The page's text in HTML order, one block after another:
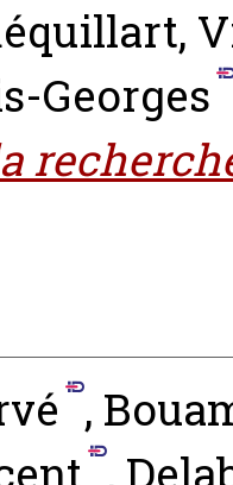
Georges
,